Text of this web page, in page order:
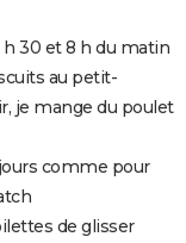
h 30 et 8 h du matin
au petit-
je mange du poulet
comme pour
de glisser